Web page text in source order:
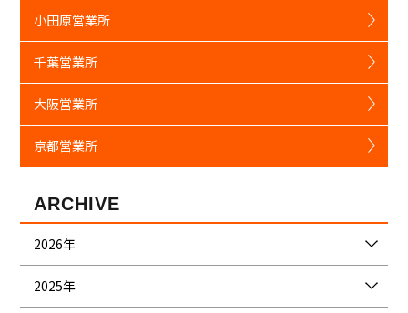
小田原営業所
千葉営業所
大阪営業所
京都営業所
ARCHIVE
2026年
2025年